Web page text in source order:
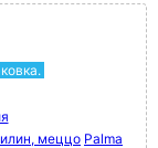
меццо Palma